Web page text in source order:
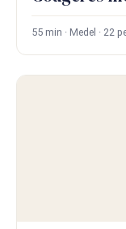
55 min · Medel · 22